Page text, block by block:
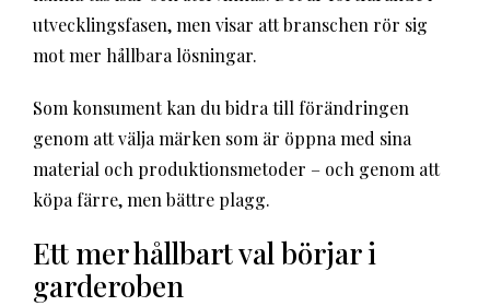
utvecklingsfasen, men visar att branschen rör sig
mot mer hållbara lösningar.
Som konsument kan du bidra till förändringen
genom att välja märken som är öppna med sina
material och produktionsmetoder – och genom att
köpa färre, men bättre plagg.
Ett mer hållbart val börjar i
garderoben